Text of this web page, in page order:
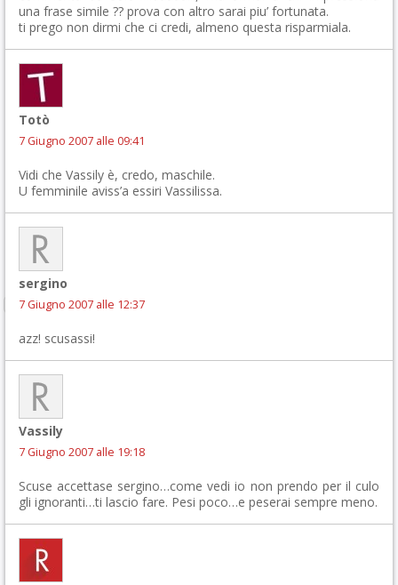
una frase simile ?? prova con altro sarai piu’ fortunata.
ti prego non dirmi che ci credi, almeno questa risparmiala.
Totò
7 Giugno 2007 alle 09:41
Vidi che Vassily è, credo, maschile.
U femminile aviss’a essiri Vassilissa.
sergino
7 Giugno 2007 alle 12:37
azz! scusassi!
Vassily
7 Giugno 2007 alle 19:18
Scuse accettase sergino…come vedi io non prendo per il culo
gli ignoranti…ti lascio fare. Pesi poco…e peserai sempre meno.